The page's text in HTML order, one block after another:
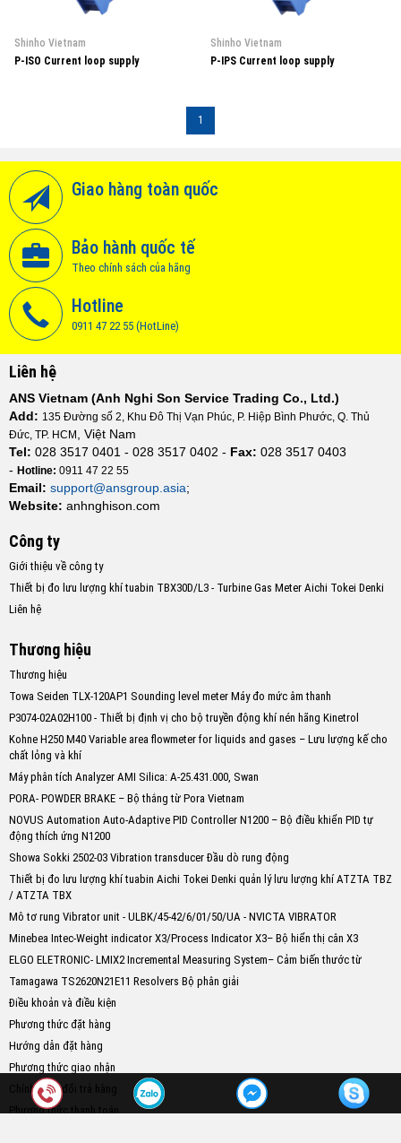
Shinho Vietnam
P-ISO Current loop supply
Shinho Vietnam
P-IPS Current loop supply
1
Giao hàng toàn quốc
Bảo hành quốc tế
Theo chính sách của hãng
Hotline
0911 47 22 55 (HotLine)
Liên hệ
ANS Vietnam (Anh Nghi Son Service Trading Co., Ltd.)
Add: 135 Đường số 2, Khu Đô Thị Vạn Phúc, P. Hiệp Bình Phước, Q. Thủ
Đức, TP. HCM
, Việt Nam
Tel: 028 3517 0401 - 028 3517 0402 - Fax: 028 3517 0403
- Hotline: 0911 47 22 55
Email: support@ansgroup.asia;
Website: anhnghison.com
Công ty
Giới thiệu về công ty
Thiết bị đo lưu lượng khí tuabin TBX30D/L3 - Turbine Gas Meter Aichi Tokei Denki
Liên hệ
Thương hiệu
Thương hiệu
Towa Seiden TLX-120AP1 Sounding level meter Máy đo mức âm thanh
P3074-02A02H100 - Thiết bị định vị cho bộ truyền động khí nén hãng Kinetrol
Kohne H250 M40 Variable area flowmeter for liquids and gases – Lưu lượng kế cho
chất lỏng và khí
Máy phân tích Analyzer AMI Silica: A-25.431.000, Swan
PORA- POWDER BRAKE – Bộ thắng từ Pora Vietnam
NOVUS Automation Auto-Adaptive PID Controller N1200 – Bộ điều khiển PID tự
động thích ứng N1200
Showa Sokki 2502-03 Vibration transducer Đầu dò rung động
Thiết bị đo lưu lượng khí tuabin Aichi Tokei Denki quản lý lưu lượng khí ATZTA TBZ
/ ATZTA TBX
Mô tơ rung Vibrator unit - ULBK/45-42/6/01/50/UA - NVICTA VIBRATOR
Minebea Intec-Weight indicator X3/Process Indicator X3– Bộ hiển thị cân X3
ELGO ELETRONIC- LMIX2 Incremental Measuring System– Cảm biến thước từ
Tamagawa TS2620N21E11 Resolvers Bộ phân giải
Điều khoản và điều kiện
Phương thức đặt hàng
Hướng dẫn đặt hàng
Phương thức giao nhận
Chính sách đổi trả hàng
Phương thức thanh toán